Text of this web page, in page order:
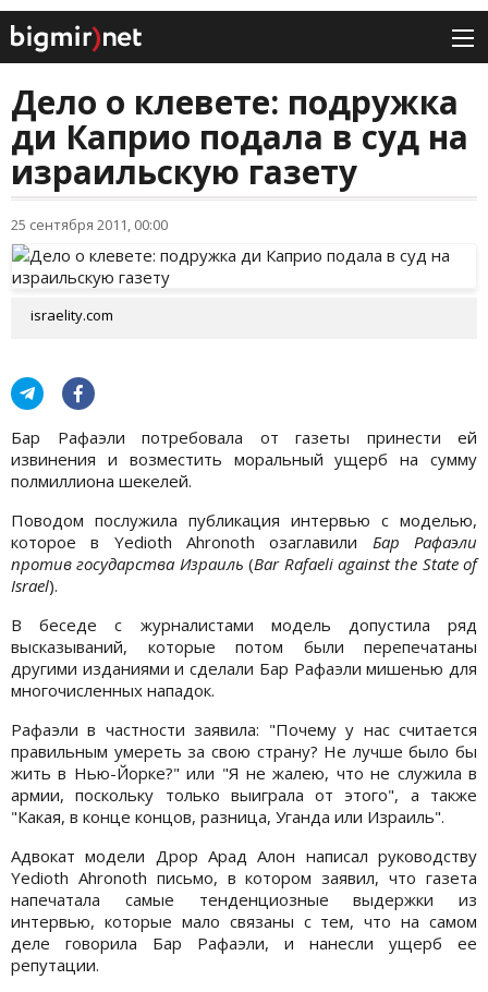
Дело о клевете: подружка
ди Каприо подала в суд на
израильскую газету
25 сентября 2011, 00:00
israelity.com
Бар Рафаэли потребовала от газеты принести ей
извинения и возместить моральный ущерб на сумму
полмиллиона шекелей.
Поводом послужила публикация интервью с моделью,
которое в Yedioth Ahronoth озаглавили Бар Рафаэли
против государства Израиль (Bar Rafaeli against the State of
Israel).
В беседе с журналистами модель допустила ряд
высказываний, которые потом были перепечатаны
другими изданиями и сделали Бар Рафаэли мишенью для
многочисленных нападок.
Рафаэли в частности заявила: "Почему у нас считается
правильным умереть за свою страну? Не лучше было бы
жить в Нью-Йорке?" или "Я не жалею, что не служила в
армии, поскольку только выиграла от этого", а также
"Какая, в конце концов, разница, Уганда или Израиль".
Адвокат модели Дрор Арад Алон написал руководству
Yedioth Ahronoth письмо, в котором заявил, что газета
напечатала самые тенденциозные выдержки из
интервью, которые мало связаны с тем, что на самом
деле говорила Бар Рафаэли, и нанесли ущерб ее
репутации.